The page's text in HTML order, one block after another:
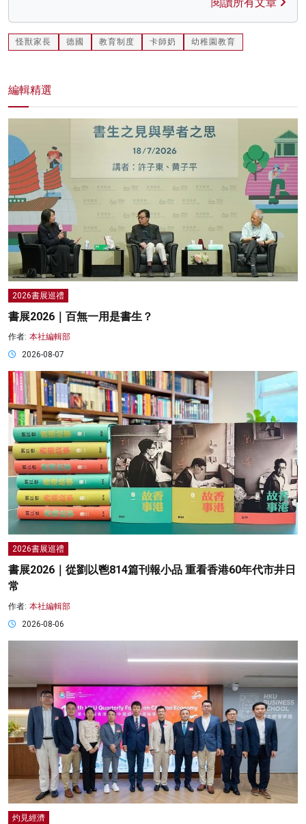
怪獸家長 德國 教育制度 卡師奶 幼稚園教育
編輯精選
2026書展巡禮
書展2026｜百無一用是書生？
作者: 本社編輯部
2026-08-07
2026書展巡禮
書展2026｜從劉以鬯814篇刊報小品 重看香港60年代市井日
常
作者: 本社編輯部
2026-08-06
灼見經濟